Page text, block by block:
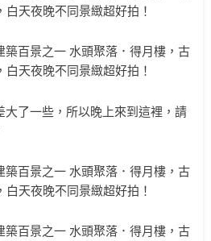
了一些，所以晚上來到這裡，請